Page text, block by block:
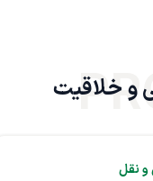
و خلاقیت
و نقل